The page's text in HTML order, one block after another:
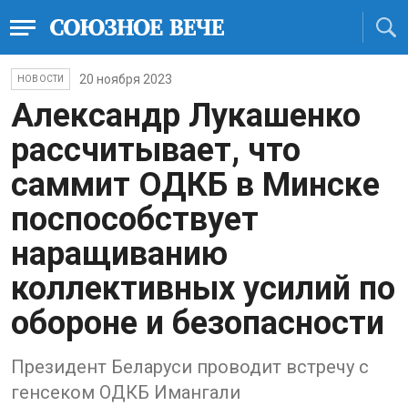
НОВОСТИ 20 ноября 2023
Александр Лукашенко
рассчитывает, что
саммит ОДКБ в Минске
поспособствует
наращиванию
коллективных усилий по
обороне и безопасности
Президент Беларуси проводит встречу с
генсеком ОДКБ Имангали